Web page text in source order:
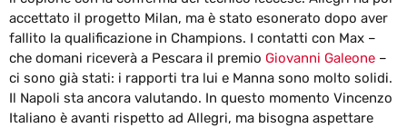
accettato il progetto Milan, ma è stato esonerato dopo aver
fallito la qualificazione in Champions. I contatti con Max –
che domani riceverà a Pescara il premio Giovanni Galeone –
ci sono già stati: i rapporti tra lui e Manna sono molto solidi.
Il Napoli sta ancora valutando. In questo momento Vincenzo
Italiano è avanti rispetto ad Allegri, ma bisogna aspettare